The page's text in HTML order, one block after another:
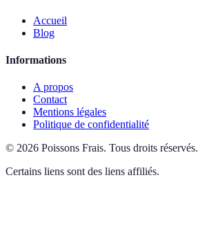
Accueil
Blog
Informations
A propos
Contact
Mentions légales
Politique de confidentialité
© 2026 Poissons Frais. Tous droits réservés.
Certains liens sont des liens affiliés.